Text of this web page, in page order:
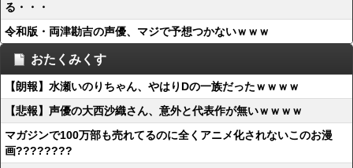
る・・・
令和版・両津勘吉の声優、マジで予想つかないｗｗｗ
おたくみくす
【朗報】水瀬いのりちゃん、やはりDの一族だったｗｗｗｗ
【悲報】声優の大西沙織さん、意外と代表作が無いｗｗｗｗ
マガジンで100万部も売れてるのに全くアニメ化されないこのお漫
画????????